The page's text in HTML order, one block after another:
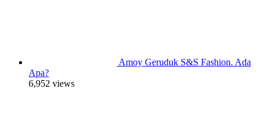
Amoy Geruduk S&S Fashion. Ada
Apa?
6,952 views